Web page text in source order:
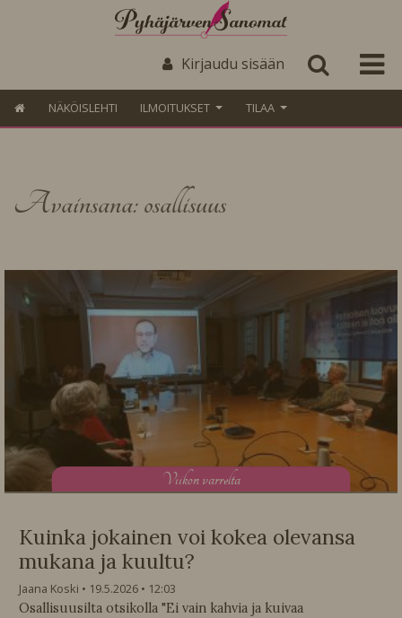
Kirjaudu sisään
NÄKÖISLEHTI ILMOITUKSET TILAA
Avainsana: osallisuus
Viikon varrelta
Kuinka jokainen voi kokea olevansa
mukana ja kuultu?
Jaana Koski 19.5.2026
12:03
Osallisuusilta otsikolla "Ei vain kahvia ja kuivaa